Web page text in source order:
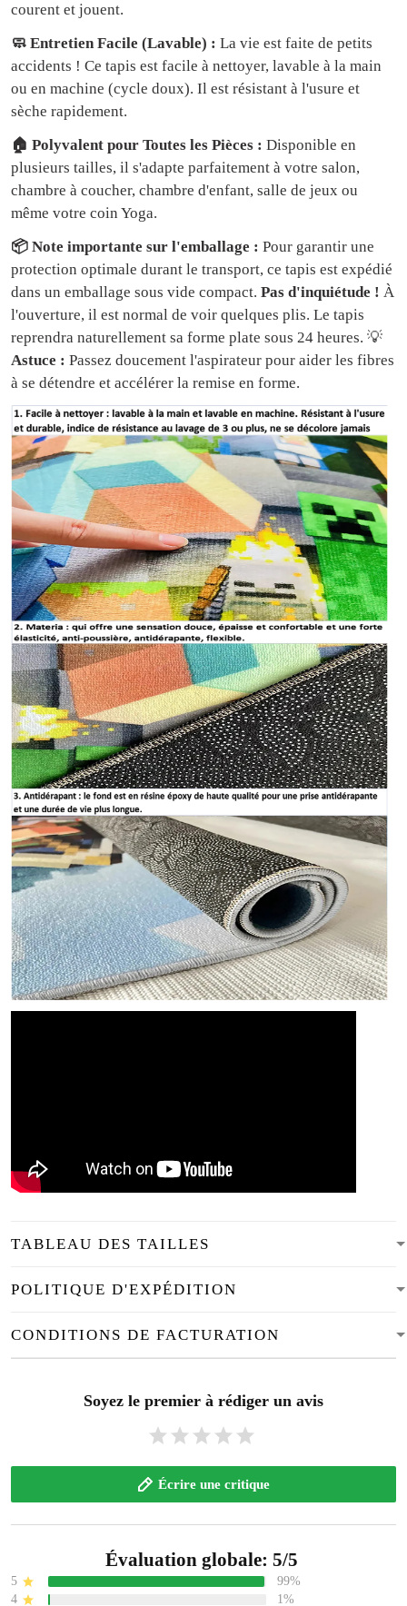
courent et jouent.
🧼 Entretien Facile (Lavable) : La vie est faite de petits
accidents ! Ce tapis est facile à nettoyer, lavable à la main
ou en machine (cycle doux). Il est résistant à l'usure et
sèche rapidement.
🏠 Polyvalent pour Toutes les Pièces : Disponible en
plusieurs tailles, il s'adapte parfaitement à votre salon,
chambre à coucher, chambre d'enfant, salle de jeux ou
même votre coin Yoga.
📦 Note importante sur l'emballage : Pour garantir une
protection optimale durant le transport, ce tapis est expédié
dans un emballage sous vide compact. Pas d'inquiétude ! À
l'ouverture, il est normal de voir quelques plis. Le tapis
reprendra naturellement sa forme plate sous 24 heures. 💡
Astuce : Passez doucement l'aspirateur pour aider les fibres
à se détendre et accélérer la remise en forme.
TABLEAU DES TAILLES
POLITIQUE D'EXPÉDITION
CONDITIONS DE FACTURATION
Soyez le premier à rédiger un avis
Écrire une critique
Évaluation globale: 5/5
5
99%
4
1%